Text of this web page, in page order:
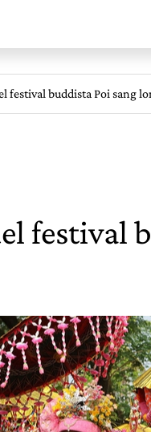
festival buddista Poi sang
festival